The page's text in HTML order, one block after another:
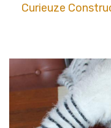
Curieuze